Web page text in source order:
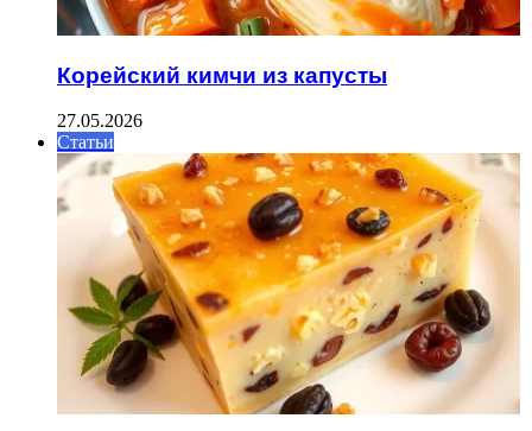
Корейский кимчи из капусты
27.05.2026
Статьи